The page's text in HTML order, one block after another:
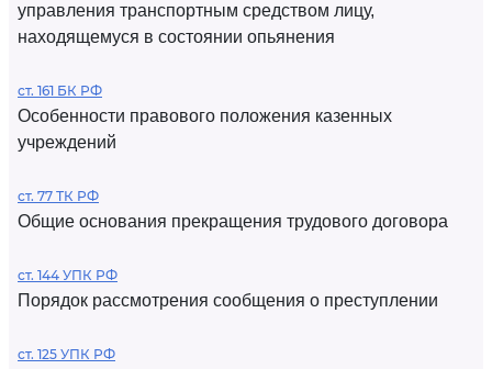
управления транспортным средством лицу,
находящемуся в состоянии опьянения
ст. 161 БК РФ
Особенности правового положения казенных
учреждений
ст. 77 ТК РФ
Общие основания прекращения трудового договора
ст. 144 УПК РФ
Порядок рассмотрения сообщения о преступлении
ст. 125 УПК РФ